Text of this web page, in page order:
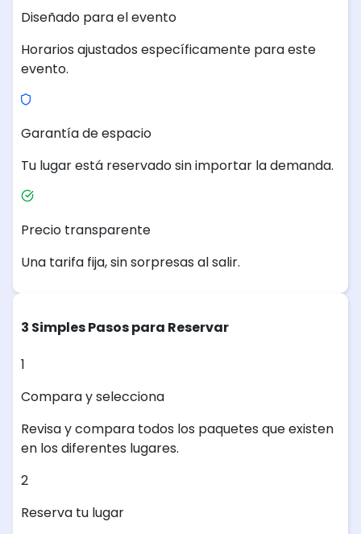
Diseñado para el evento
Horarios ajustados específicamente para este
evento.
Garantía de espacio
Tu lugar está reservado sin importar la demanda.
Precio transparente
Una tarifa fija, sin sorpresas al salir.
3 Simples Pasos para Reservar
1
Compara y selecciona
Revisa y compara todos los paquetes que existen
en los diferentes lugares.
2
Reserva tu lugar